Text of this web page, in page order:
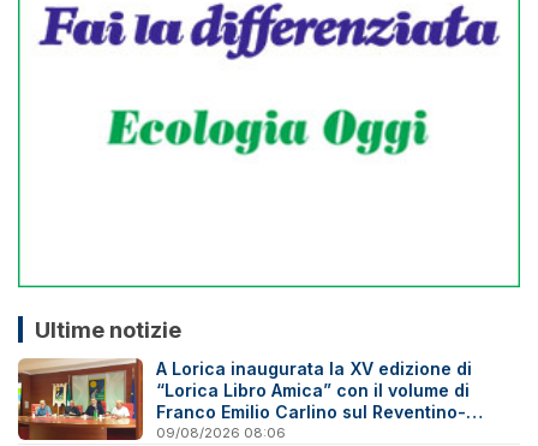
Ultime notizie
A Lorica inaugurata la XV edizione di
“Lorica Libro Amica” con il volume di
Franco Emilio Carlino sul Reventino-
Savuto
09/08/2026 08:06